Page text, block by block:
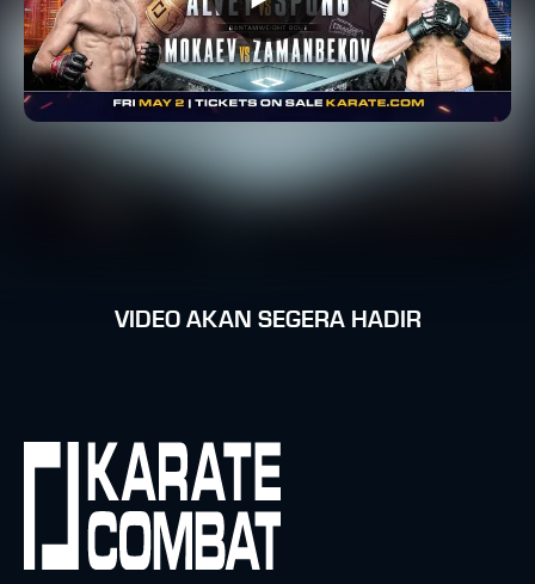
VIDEO AKAN SEGERA HADIR